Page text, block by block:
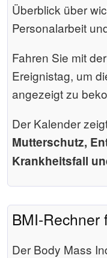
Überblick über
Personalarbeit
Fahren Sie mit
Ereignistag, um
angezeigt zu
Der Kalender
Mutterschutz,
Krankheitsfall
BMI-Rechner
Der Body Mass